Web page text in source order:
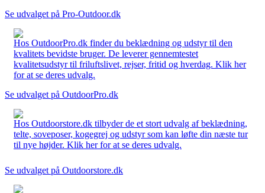
Se udvalget på Pro-Outdoor.dk
Hos OutdoorPro.dk finder du beklædning og udstyr til den
kvalitets bevidste bruger. De leverer gennemtestet
kvalitetsudstyr til friluftslivet, rejser, fritid og hverdag. Klik her
for at se deres udvalg.
Se udvalget på OutdoorPro.dk
Hos Outdoorstore.dk tilbyder de et stort udvalg af beklædning,
telte, soveposer, kogegrej og udstyr som kan løfte din næste tur
til nye højder. Klik her for at se deres udvalg.
Se udvalget på Outdoorstore.dk